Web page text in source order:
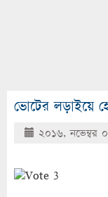
ভোটের লড়াইয়ে
২০১৬, নভেম্বর